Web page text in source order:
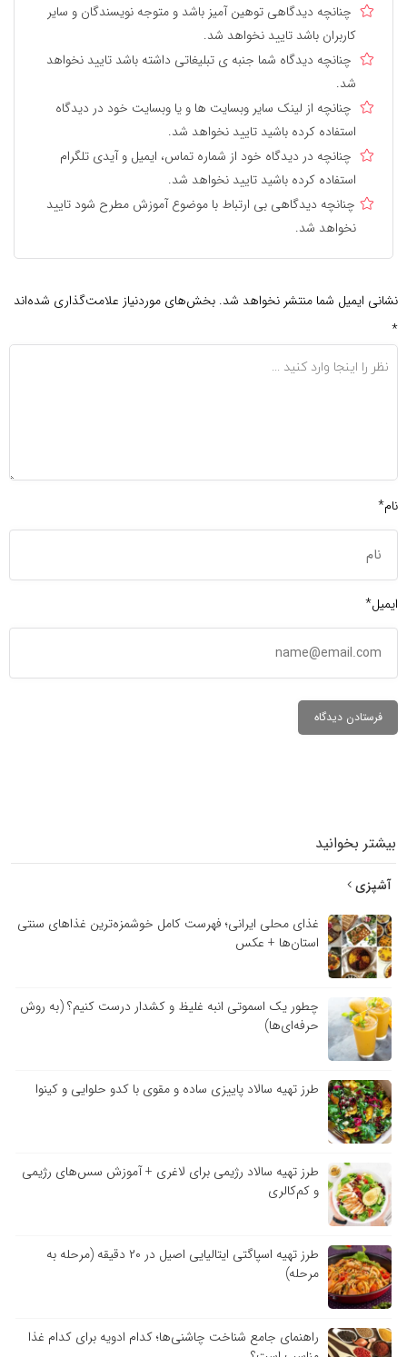
چنانچه دیدگاهی توهین آمیز باشد و متوجه نویسندگان و سایر
کاربران باشد تایید نخواهد شد.
چنانچه دیدگاه شما جنبه ی تبلیغاتی داشته باشد تایید نخواهد
شد.
چنانچه از لینک سایر وبسایت ها و یا وبسایت خود در دیدگاه
استفاده کرده باشید تایید نخواهد شد.
چنانچه در دیدگاه خود از شماره تماس، ایمیل و آیدی تلگرام
استفاده کرده باشید تایید نخواهد شد.
چنانچه دیدگاهی بی ارتباط با موضوع آموزش مطرح شود تایید
نخواهد شد.
نشانی ایمیل شما منتشر نخواهد شد. بخش‌های موردنیاز علامت‌گذاری شده‌اند
*
نام*
ایمیل*
بیشتر بخوانید
آشپزی
غذای محلی ایرانی؛ فهرست کامل خوشمزه‌ترین غذاهای سنتی
استان‌ها + عکس
چطور یک اسموتی انبه غلیظ و کشدار درست کنیم؟ (به روش
حرفه‌ای‌ها)
طرز تهیه سالاد پاییزی ساده و مقوی با کدو حلوایی و کینوا
طرز تهیه سالاد رژیمی برای لاغری + آموزش سس‌های رژیمی
و کم‌کالری
طرز تهیه اسپاگتی ایتالیایی اصیل در ۲۰ دقیقه (مرحله به
مرحله)
راهنمای جامع شناخت چاشنی‌ها؛ کدام ادویه برای کدام غذا